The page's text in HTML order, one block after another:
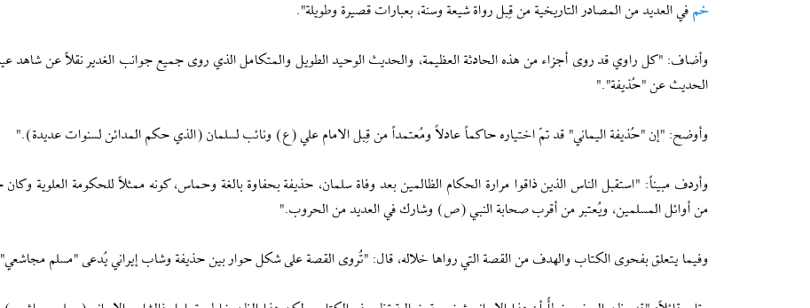
خم في العديد من المصادر التاريخية من قِبل رواة شيعة وسنة، بعبارات قصيرة وطويلة".
وأضاف: "كل راوي قد روى أجزاء من هذه الحادثة العظيمة، والحديث الوحيد الطويل والمتكامل الذي روى جميع جوانب الغدير نقلاً عن شاهد
الحديث عن "حُذيفة"."
وأوضح: "إن "حُذيفة اليماني" قد تمّ اختياره حاكماً عادلاً ومُعتمداً من قِبل الامام علي (ع) ونائب لسلمان (الذي حكم المدائن لسنوات عديدة)."
وأردف مبيناً: "استقبل الناس الذين ذاقوا مرارة الحكام الظالمين بعد وفاة سلمان، حذيفة بحفاوة بالغة وحماس، كونه ممثلاً للحكومة العلوية وكان
من أوائل المسلمين، ويُعتبر من أقرب صحابة النبي (ص) وشارك في العديد من الحروب."
وفيما يتعلق بفحوى الكتاب والهدف من القصة التي رواها خلاله، قال: "تُروى القصة على شكل حوار بين حذيفة وشاب إيراني يُدعى "مسلم